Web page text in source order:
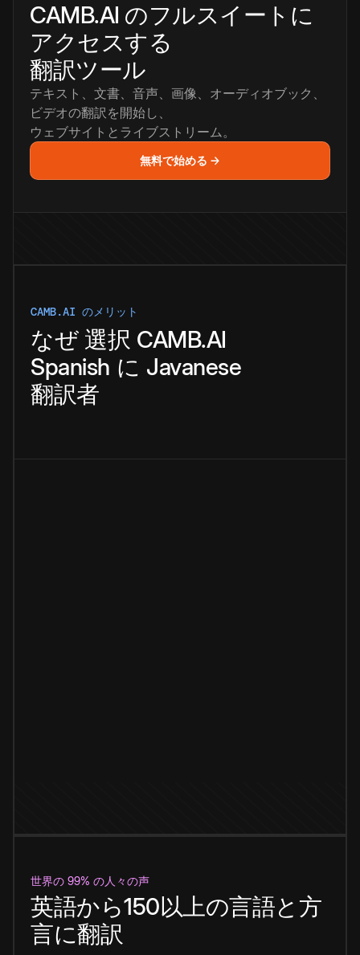
CAMB.AI のフルスイートに
アクセスする
翻訳ツール
テキスト、文書、音声、画像、オーディオブック、
ビデオの翻訳を開始し、
ウェブサイトとライブストリーム。
無料で始める →
CAMB.AI のメリット
なぜ 選択 CAMB.AI
Spanish に Javanese
翻訳者
世界の 99% の人々の声
英語から150以上の言語と方
言に翻訳